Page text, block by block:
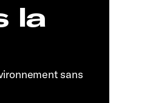
la
sans